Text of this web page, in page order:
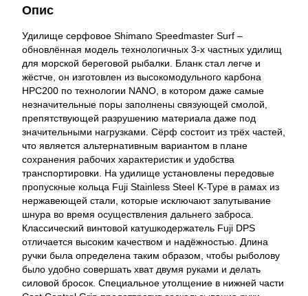
Опис
Удилище серфовое Shimano Speedmaster Surf –
обновлённая модель технологичных 3-х частных удилищ
для морской береговой рыбалки. Бланк стал легче и
жёстче, он изготовлен из высокомодульного карбона
HPC200 по технологии NANO, в котором даже самые
незначительные поры заполнены связующей смолой,
препятствующей разрушению материала даже под
значительными нагрузками. Сёрф состоит из трёх частей,
что является альтернативным вариантом в плане
сохранения рабочих характеристик и удобства
транспортировки. На удилище установлены передовые
пропускные кольца Fuji Stainless Steel K-Type в рамах из
нержавеющей стали, которые исключают запутывание
шнура во время осуществления дальнего заброса.
Классический винтовой катушкодержатель Fuji DPS
отличается высоким качеством и надёжностью. Длина
ручки была определена таким образом, чтобы рыболову
было удобно совершать хват двумя руками и делать
силовой бросок. Специальное утолщение в нижней части